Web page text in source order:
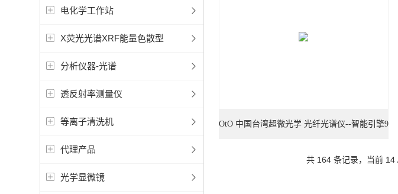
电化学工作站
X荧光光谱XRF能量色散型
分析仪器-光谱
透反射率测量仪
等离子清洗机
代理产品
光学显微镜
OtO 中国台湾超微光学 光纤光谱仪--智能引擎9
共 164 条记录，当前 14